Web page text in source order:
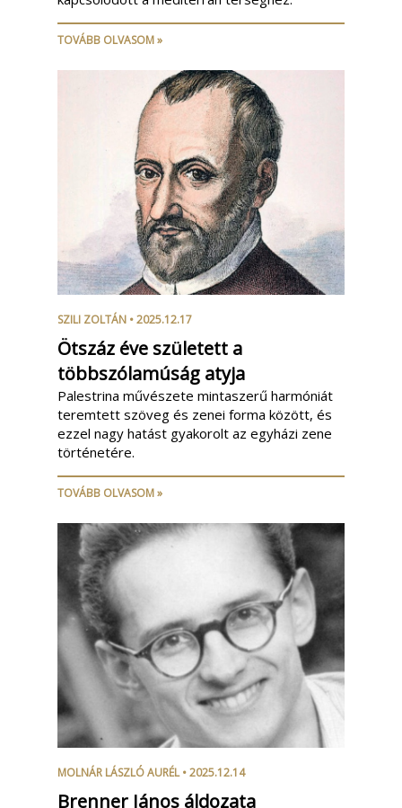
TOVÁBB OLVASOM »
SZILI ZOLTÁN • 2025.12.17
Ötszáz éve született a
többszólamúság atyja
Palestrina művészete mintaszerű harmóniát
teremtett szöveg és zenei forma között, és
ezzel nagy hatást gyakorolt az egyházi zene
történetére.
TOVÁBB OLVASOM »
MOLNÁR LÁSZLÓ AURÉL• 2025.12.14
Brenner János áldozata